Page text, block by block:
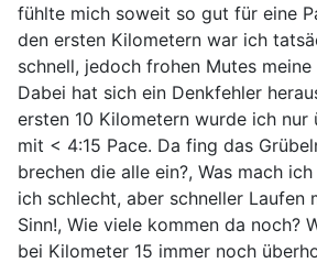
fühlte mich soweit so gut für eine
den ersten Kilometern war ich
schnell, jedoch frohen Mutes
Dabei hat sich ein Denkfehler
ersten 10 Kilometern wurde ich nur
mit < 4:15 Pace. Da fing das
brechen die alle ein?, Was mach
ich schlecht, aber schneller Laufen
Sinn!, Wie viele kommen da noch?
bei Kilometer 15 immer noch